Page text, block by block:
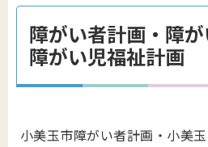
障がい者計画・障
障がい児福祉計画
小美玉市障がい者計画・小美